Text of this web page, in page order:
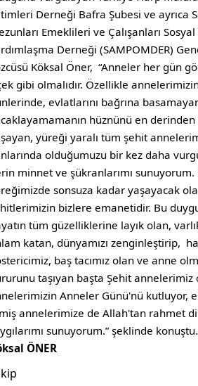
Derneği Bafra Şubesi ve ayrıca
Emeklileri ve Çalışanları
Derneği (SAMPOMDER)
Köksal Öner, “Anneler her gün
gibi olmalıdır. Özellikle
evlatlarını bağrına
hüznünü en
yüreği yaralı tüm şehit
olduğumuzu bir kez daha
minnet ve şükranlarımı sunuyorum.
sonsuza kadar yaşayacak
bizlere emanetidir. Bu
tüm güzelliklerine layık olan,
katan, dünyamızı zenginleştirip,
baş tacımız olan ve anne
taşıyan başta Şehit
Anneler Günü'nü kutluyor,
annelerimize de Allah'tan rahmet
sunuyorum.” şeklinde konuştu.
ÖNER